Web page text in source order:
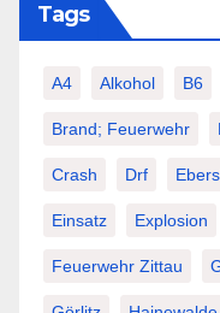
Tags
A4 Alkohol B6
Brand; Feuerwehr
Crash Drf
Einsatz Explosion
Feuerwehr Zittau